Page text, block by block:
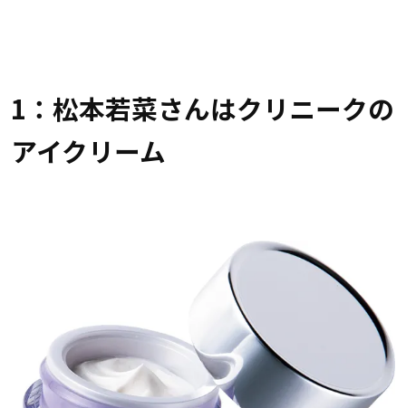
1：松本若菜さんはクリニークの
アイクリーム